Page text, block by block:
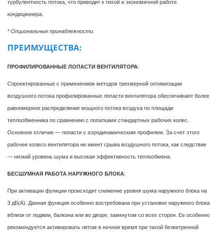
турбулентноcть потока, что приводит к тихой и экономичной работе
кондиционера.
* Опциональные принадлежности.
ПРЕИМУЩЕСТВА:
ПРОФИЛИРОВАННЫЕ ЛОПАСТИ ВЕНТИЛЯТОРА:
Спроектированные с применением методов трехмерной оптимизации
воздушного потока профилированные лопасти вентилятора обеспечивают более
равномерное распределение мощного потока воздуха по площади
теплообменника по сравнению с лопатками стандартных рабочих колес.
Основное отличие — лопасти с аэродинамическим профилем. За счет этого
рабочее колесо вентилятора не имеет срыва воздушного потока, как следствие
— низкий уровень шума и высокая эффективность теплообмена.
БЕСШУМНАЯ РАБОТА НАРУЖНОГО БЛОКА:
При активации функции происходит снижение уровня шума наружного блока на
3 дБ(А). Данная функция особенно востребована при установке наружного блока
вблизи от лоджии, балкона или во дворе, замкнутом со всех сторон. Ее особенно
рекомендуется активировать летом в ночное время при тихой безветренной